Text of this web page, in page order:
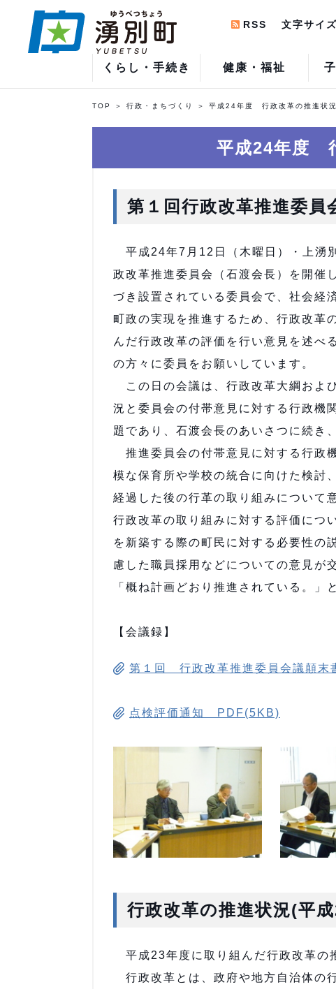
くらし・手続き 健康・福祉
RSS 文字サイズ
TOP 行政・まちづくり 平成24年度 行政改革の推進状況
平成24年度
第１回行政改革推進委員
平成24年7月12日（木曜日）・上湧
政改革推進委員会（石渡会長）を開催
づき設置されている委員会で、社会経
町政の実現を推進するため、行政改革
んだ行政改革の評価を行い意見を述べ
の方々に委員をお願いしています。
この日の会議は、行政改革大綱およ
況と委員会の付帯意見に対する行政機
題であり、石渡会長のあいさつに続き
推進委員会の付帯意見に対する行政
模な保育所や学校の統合に向けた検討
経過した後の行革の取り組みについて
行政改革の取り組みに対する評価につ
を新築する際の町民に対する必要性の
慮した職員採用などについての意見が
「概ね計画どおり推進されている。」
【会議録】
第１回 行政改革推進委員会議顛
点検評価通知 PDF(5KB)
行政改革の推進状況(平
平成23年度に取り組んだ行政改革の
行政改革とは、政府や地方自治体の